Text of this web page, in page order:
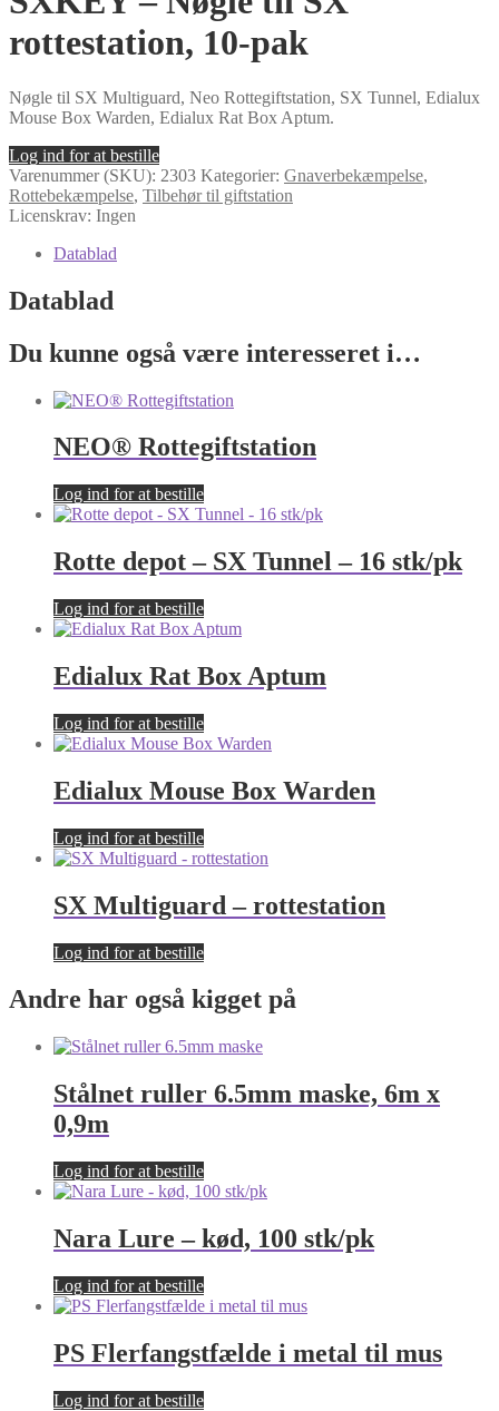
rottestation, 10-pak
Nøgle til SX Multiguard, Neo Rottegiftstation, SX Tunnel, Edialux
Mouse Box Warden, Edialux Rat Box Aptum.
Log ind for at bestille
Varenummer (SKU): 2303 Kategorier: Gnaverbekæmpelse,
Rottebekæmpelse, Tilbehør til giftstation
Licenskrav: Ingen
Datablad
Datablad
Du kunne også være interesseret i…
NEO® Rottegiftstation
Log ind for at bestille
Rotte depot – SX Tunnel – 16 stk/pk
Log ind for at bestille
Edialux Rat Box Aptum
Log ind for at bestille
Edialux Mouse Box Warden
Log ind for at bestille
SX Multiguard – rottestation
Log ind for at bestille
Andre har også kigget på
Stålnet ruller 6.5mm maske, 6m x
0,9m
Log ind for at bestille
Nara Lure – kød, 100 stk/pk
Log ind for at bestille
PS Flerfangstfælde i metal til mus
Log ind for at bestille